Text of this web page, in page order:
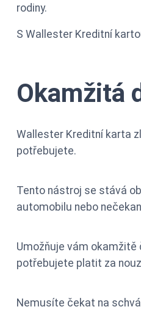
rodiny.
S Wallester Kreditní
Okamžitá
Wallester Kreditní karta
potřebujete.
Tento nástroj se stává
automobilu nebo
Umožňuje vám okamžitě
potřebujete platit za
Nemusíte čekat na